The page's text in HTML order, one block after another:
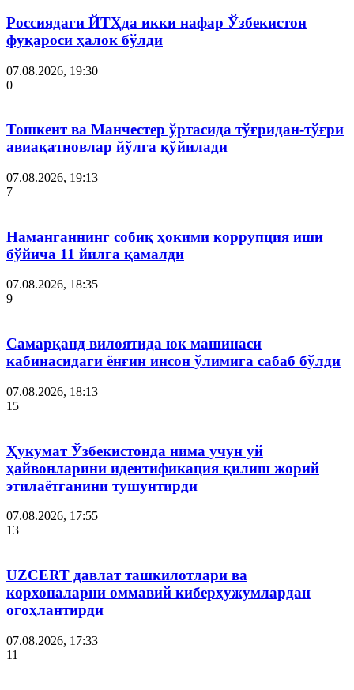
Россиядаги ЙТҲда икки нафар Ўзбекистон
фуқароси ҳалок бўлди
07.08.2026, 19:30
0
Тошкент ва Манчестер ўртасида тўғридан-тўғри
авиақатновлар йўлга қўйилади
07.08.2026, 19:13
7
Наманганнинг собиқ ҳокими коррупция иши
бўйича 11 йилга қамалди
07.08.2026, 18:35
9
Самарқанд вилоятида юк машинаси
кабинасидаги ёнғин инсон ўлимига сабаб бўлди
07.08.2026, 18:13
15
Ҳукумат Ўзбекистонда нима учун уй
ҳайвонларини идентификация қилиш жорий
этилаётганини тушунтирди
07.08.2026, 17:55
13
UZCERT давлат ташкилотлари ва
корхоналарни оммавий киберҳужумлардан
огоҳлантирди
07.08.2026, 17:33
11